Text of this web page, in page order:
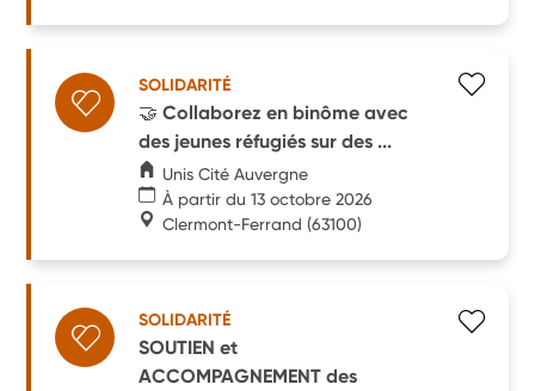
SOLIDARITÉ
🤝 Collaborez en binôme avec
des jeunes réfugiés sur des ...
Unis Cité Auvergne
À partir du 13 octobre 2026
Clermont-Ferrand (63100)
SOLIDARITÉ
SOUTIEN et
ACCOMPAGNEMENT des